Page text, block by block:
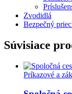
Zvodidlá
Bezpečný
Súvisiace
Príkazové a